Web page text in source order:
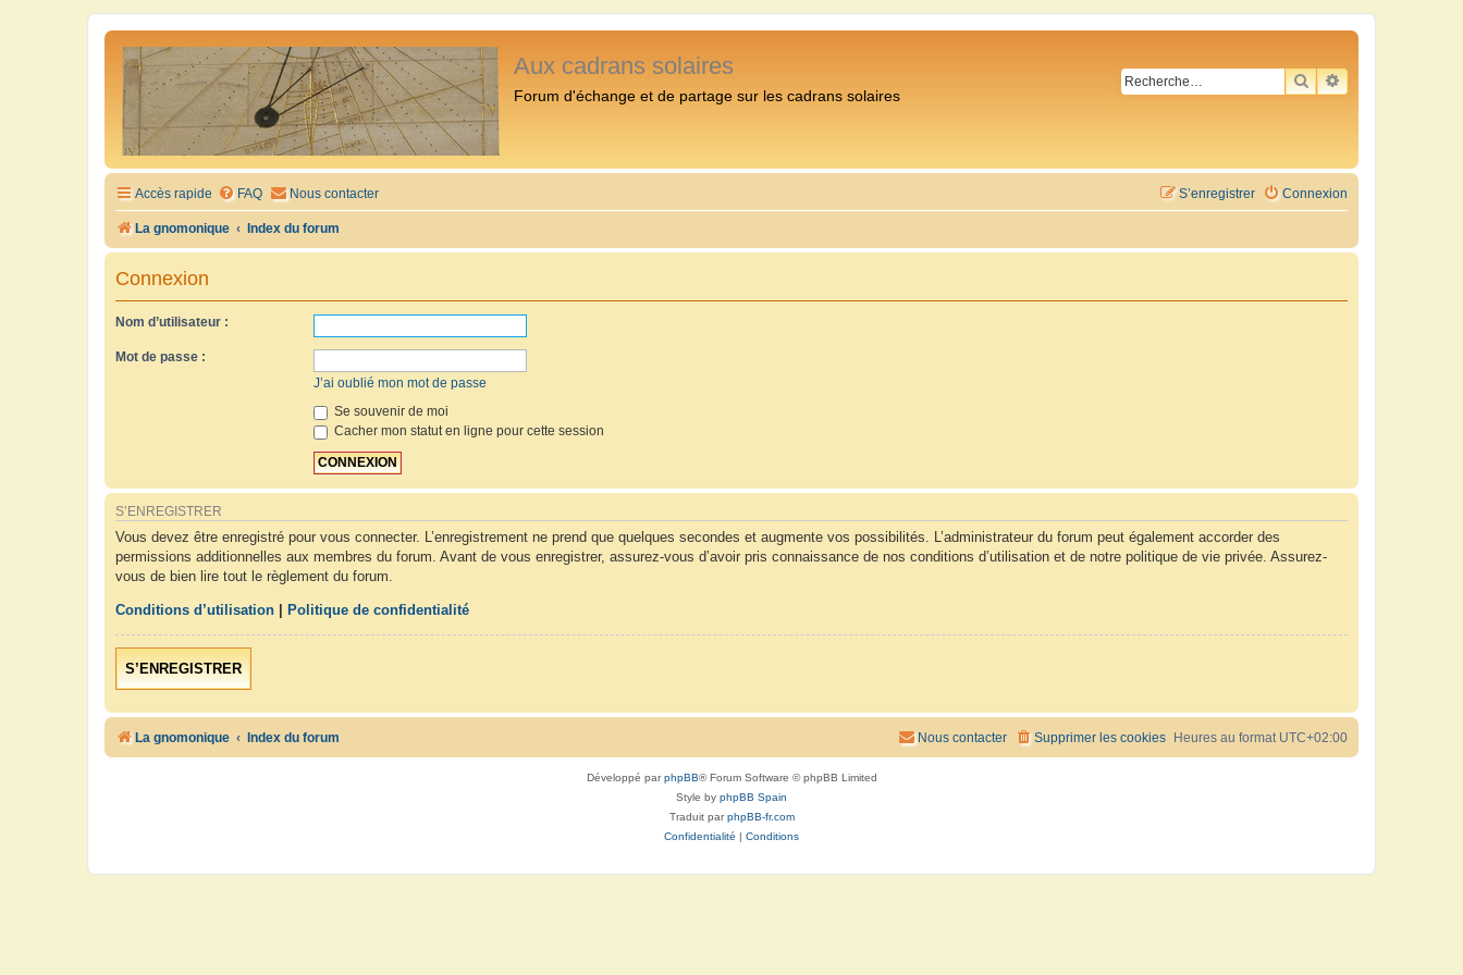
Aux cadrans solaires
Forum d'échange et de partage sur les cadrans solaires
RECHERCHER
RECHERCHE
Accès rapide FAQ Nous contacter Connexion
S’enregistrer
La gnomonique Index du forum
Connexion
Nom d’utilisateur :
Mot de passe :
J’ai oublié mon mot de passe
Se souvenir de moi
Cacher mon statut en ligne pour cette session
S’ENREGISTRER
Vous devez être enregistré pour vous connecter. L’enregistrement ne prend que quelques secondes et augmente vos possibilités. L’administrateur du forum peut également accorder des
permissions additionnelles aux membres du forum. Avant de vous enregistrer, assurez-vous d’avoir pris connaissance de nos conditions d’utilisation et de notre politique de vie privée. Assurez-
vous de bien lire tout le règlement du forum.
Conditions d’utilisation Politique de confidentialité
S’ENREGISTRER
La gnomonique Index du forum Heures au format UTC+02:00
Supprimer les cookies
Nous contacter
Développé parphpBB® Forum Software © phpBB Limited
Style by phpBB Spain
Traduit parphpBB-fr.com
Confidentialité
Conditions